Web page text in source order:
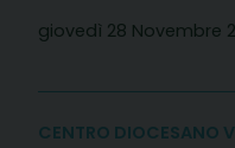
giovedì 28 Novembre
CENTRO DIOCESANO